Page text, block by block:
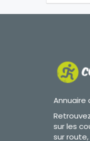
Annuaire
sur les
sur